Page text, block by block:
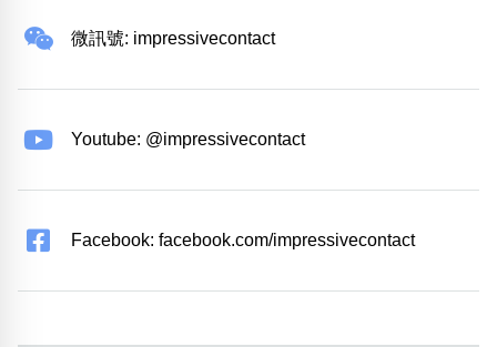
微訊號: impressivecontact
Youtube: @impressivecontact
Facebook: facebook.com/impressivecontact